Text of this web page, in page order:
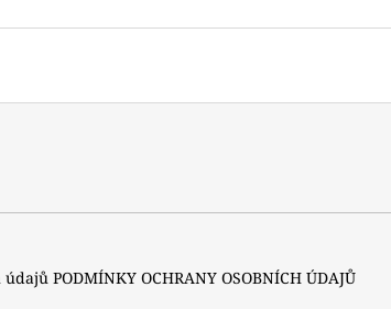
M
údajů PODMÍNKY OCHRANY OSOBNÍCH ÚDAJŮ